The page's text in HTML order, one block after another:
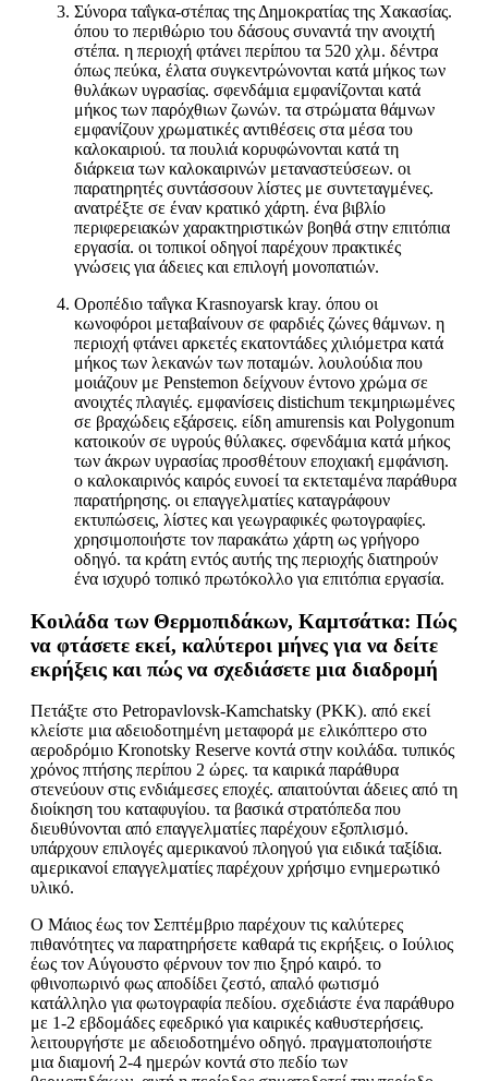
Σύνορα ταΐγκα-στέπας της Δημοκρατίας της Χακασίας.
όπου το περιθώριο του δάσους συναντά την ανοιχτή
στέπα. η περιοχή φτάνει περίπου τα 520 χλμ. δέντρα
όπως πεύκα, έλατα συγκεντρώνονται κατά μήκος των
θυλάκων υγρασίας. σφενδάμια εμφανίζονται κατά
μήκος των παρόχθιων ζωνών. τα στρώματα θάμνων
εμφανίζουν χρωματικές αντιθέσεις στα μέσα του
καλοκαιριού. τα πουλιά κορυφώνονται κατά τη
διάρκεια των καλοκαιρινών μεταναστεύσεων. οι
παρατηρητές συντάσσουν λίστες με συντεταγμένες.
ανατρέξτε σε έναν κρατικό χάρτη. ένα βιβλίο
περιφερειακών χαρακτηριστικών βοηθά στην επιτόπια
εργασία. οι τοπικοί οδηγοί παρέχουν πρακτικές
γνώσεις για άδειες και επιλογή μονοπατιών.
Οροπέδιο ταΐγκα Krasnoyarsk kray. όπου οι
κωνοφόροι μεταβαίνουν σε φαρδιές ζώνες θάμνων. η
περιοχή φτάνει αρκετές εκατοντάδες χιλιόμετρα κατά
μήκος των λεκανών των ποταμών. λουλούδια που
μοιάζουν με Penstemon δείχνουν έντονο χρώμα σε
ανοιχτές πλαγιές. εμφανίσεις distichum τεκμηριωμένες
σε βραχώδεις εξάρσεις. είδη amurensis και Polygonum
κατοικούν σε υγρούς θύλακες. σφενδάμια κατά μήκος
των άκρων υγρασίας προσθέτουν εποχιακή εμφάνιση.
ο καλοκαιρινός καιρός ευνοεί τα εκτεταμένα παράθυρα
παρατήρησης. οι επαγγελματίες καταγράφουν
εκτυπώσεις, λίστες και γεωγραφικές φωτογραφίες.
χρησιμοποιήστε τον παρακάτω χάρτη ως γρήγορο
οδηγό. τα κράτη εντός αυτής της περιοχής διατηρούν
ένα ισχυρό τοπικό πρωτόκολλο για επιτόπια εργασία.
Κοιλάδα των Θερμοπιδάκων, Καμτσάτκα: Πώς
να φτάσετε εκεί, καλύτεροι μήνες για να δείτε
εκρήξεις και πώς να σχεδιάσετε μια διαδρομή
Πετάξτε στο Petropavlovsk-Kamchatsky (PKK). από εκεί
κλείστε μια αδειοδοτημένη μεταφορά με ελικόπτερο στο
αεροδρόμιο Kronotsky Reserve κοντά στην κοιλάδα. τυπικός
χρόνος πτήσης περίπου 2 ώρες. τα καιρικά παράθυρα
στενεύουν στις ενδιάμεσες εποχές. απαιτούνται άδειες από τη
διοίκηση του καταφυγίου. τα βασικά στρατόπεδα που
διευθύνονται από επαγγελματίες παρέχουν εξοπλισμό.
υπάρχουν επιλογές αμερικανού πλοηγού για ειδικά ταξίδια.
αμερικανοί επαγγελματίες παρέχουν χρήσιμο ενημερωτικό
υλικό.
Ο Μάιος έως τον Σεπτέμβριο παρέχουν τις καλύτερες
πιθανότητες να παρατηρήσετε καθαρά τις εκρήξεις. ο Ιούλιος
έως τον Αύγουστο φέρνουν τον πιο ξηρό καιρό. το
φθινοπωρινό φως αποδίδει ζεστό, απαλό φωτισμό
κατάλληλο για φωτογραφία πεδίου. σχεδιάστε ένα παράθυρο
με 1-2 εβδομάδες εφεδρικό για καιρικές καθυστερήσεις.
λειτουργήστε με αδειοδοτημένο οδηγό. πραγματοποιήστε
μια διαμονή 2-4 ημερών κοντά στο πεδίο των